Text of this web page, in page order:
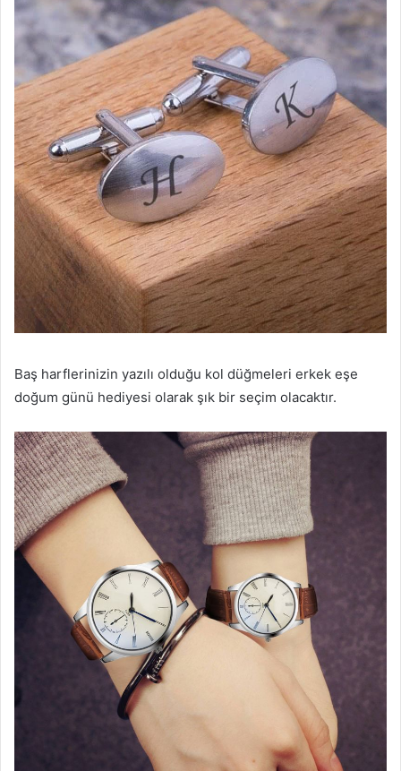
Baş harflerinizin yazılı olduğu kol düğmeleri erkek eşe
doğum günü hediyesi olarak şık bir seçim olacaktır.